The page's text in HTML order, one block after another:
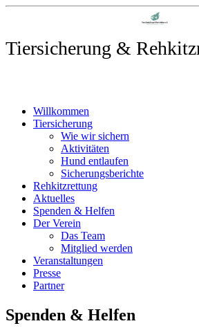
Tiersicherung &
Willkommen
Tiersicherung
Wie wir sichern
Aktivitäten
Hund entlaufen
Sicherungsberichte
Rehkitzrettung
Aktuelles
Spenden & Helfen
Der Verein
Das Team
Mitglied werden
Veranstaltungen
Presse
Partner
Spenden & Helfen